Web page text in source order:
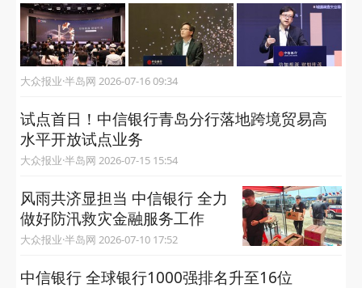
大众报业·半岛网 2026-07-16 09:34
试点首日！中信银行青岛分行落地跨境贸易高
水平开放试点业务
大众报业·半岛网 2026-07-15 15:54
风雨共济显担当 中信银行 全力
做好防汛救灾金融服务工作
大众报业·半岛网 2026-07-10 17:52
中信银行 全球银行1000强排名升至16位